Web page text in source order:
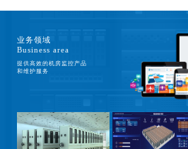
业务领域
Business area
提供高效的机房监控产品
和维护服务